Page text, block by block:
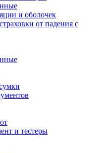
и оболочек
от падения с
и тестеры